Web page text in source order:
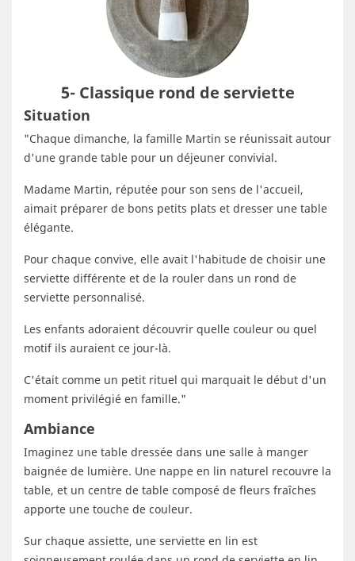
5- Classique rond de serviette
Situation
"Chaque dimanche, la famille Martin se réunissait autour
d'une grande table pour un déjeuner convivial.
Madame Martin, réputée pour son sens de l'accueil,
aimait préparer de bons petits plats et dresser une table
élégante.
Pour chaque convive, elle avait l'habitude de choisir une
serviette différente et de la rouler dans un rond de
serviette personnalisé.
Les enfants adoraient découvrir quelle couleur ou quel
motif ils auraient ce jour-là.
C'était comme un petit rituel qui marquait le début d'un
moment privilégié en famille."
Ambiance
Imaginez une table dressée dans une salle à manger
baignée de lumière. Une nappe en lin naturel recouvre la
table, et un centre de table composé de fleurs fraîches
apporte une touche de couleur.
Sur chaque assiette, une serviette en lin est